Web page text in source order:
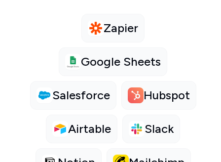
Zapier
Google Sheets
Salesforce Hubspot
Airtable Slack